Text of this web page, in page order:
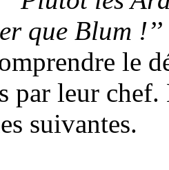
que Blum !’’
le
par leur chef.
suivantes.